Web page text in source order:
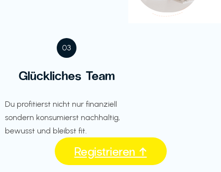
03
Glückliches Team
Du profitierst nicht nur finanziell
sondern konsumierst nachhaltig,
bewusst und bleibst fit.
Registrieren ↑